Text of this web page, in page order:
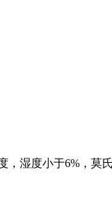
湿度小于6%，